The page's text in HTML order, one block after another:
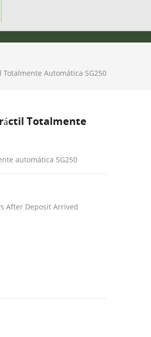
Automática SG250
Totalmente
automática SG250
After Deposit Arrived